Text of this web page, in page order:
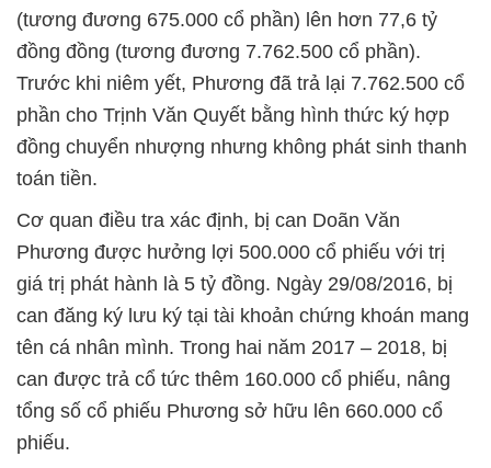
(tương đương 675.000 cổ phần) lên hơn 77,6 tỷ
đồng đồng (tương đương 7.762.500 cổ phần).
Trước khi niêm yết, Phương đã trả lại 7.762.500 cổ
phần cho Trịnh Văn Quyết bằng hình thức ký hợp
đồng chuyển nhượng nhưng không phát sinh thanh
toán tiền.
Cơ quan điều tra xác định, bị can Doãn Văn
Phương được hưởng lợi 500.000 cổ phiếu với trị
giá trị phát hành là 5 tỷ đồng. Ngày 29/08/2016, bị
can đăng ký lưu ký tại tài khoản chứng khoán mang
tên cá nhân mình. Trong hai năm 2017 – 2018, bị
can được trả cổ tức thêm 160.000 cổ phiếu, nâng
tổng số cổ phiếu Phương sở hữu lên 660.000 cổ
phiếu.